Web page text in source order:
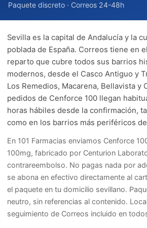
Paquete discreto · Correos 24-48h
Sevilla es la capital de Andalucía y la
poblada de España. Correos tiene en
reparto que cubre todos sus barrios
modernos, desde el Casco Antiguo y
Los Remedios, Macarena, Bellavista y
pedidos de Cenforce 100 llegan
horas hábiles desde la confirmación,
como en los barrios más periféricos
En 101 Farmacias enviamos Cenforce
100mg, fabricado por Centurion
contrareembolso. No pagas nada por
se abona en efectivo directamente al
el paquete en tu domicilio sevillano.
neutro, sin referencias al contenido.
seguimiento de Correos incluido en